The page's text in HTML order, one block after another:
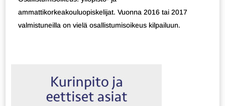
ammattikorkeakouluopiskelijat. Vuonna 2016 tai 2017
valmistuneilla on vielä osallistumisoikeus kilpailuun.